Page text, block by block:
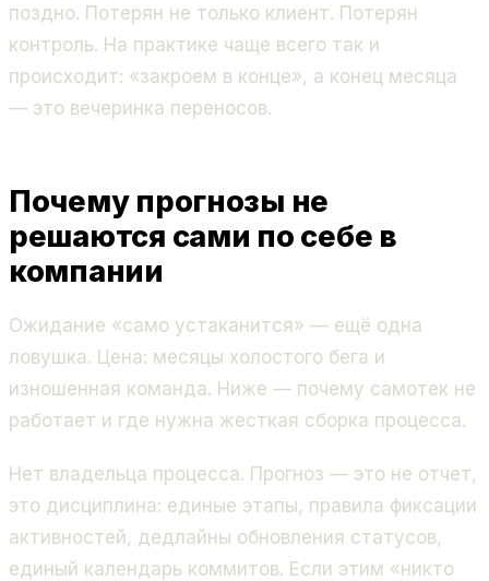
поздно. Потерян не только клиент. Потерян
контроль. На практике чаще всего так и
происходит: «закроем в конце», а конец месяца
— это вечеринка переносов.
Почему прогнозы не
решаются сами по себе в
компании
Ожидание «само устаканится» — ещё одна
ловушка. Цена: месяцы холостого бега и
изношенная команда. Ниже — почему самотек не
работает и где нужна жесткая сборка процесса.
Нет владельца процесса. Прогноз — это не отчет,
это дисциплина: единые этапы, правила фиксации
активностей, дедлайны обновления статусов,
единый календарь коммитов. Если этим «никто